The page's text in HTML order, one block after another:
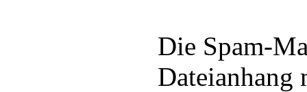
Die Spam-
Dateianhang